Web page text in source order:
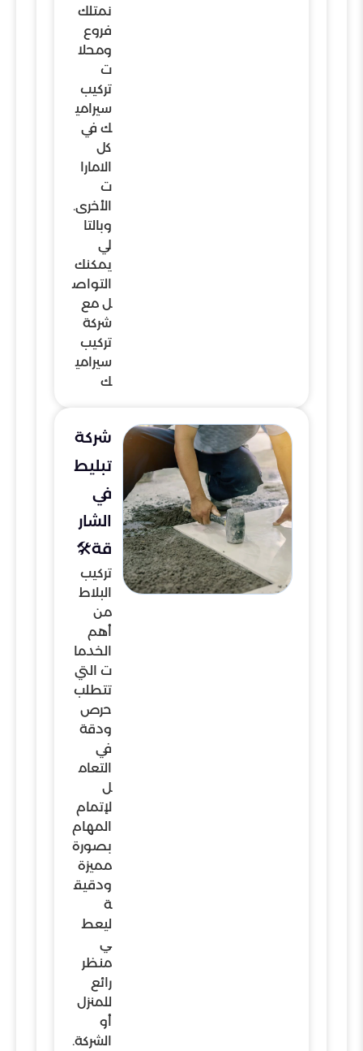
نمتلك
فروع
ومحلا
ت
تركيب
سيرامي
ك في
كل
الامارا
ت
الأخرى.
وبالتا
لي
يمكنك
التواص
ل مع
شركة
تركيب
سيرامي
ك
شركة
تبليط
في
الشار
قة🛠️
تركيب
البلاط
من
أهم
الخدما
ت التي
تتطلب
حرص
ودقة
في
التعام
ل
لإتمام
المهام
بصورة
مميزة
ودقيق
ة
ليعط
ي
منظر
رائع
للمنزل
أو
الشركة.